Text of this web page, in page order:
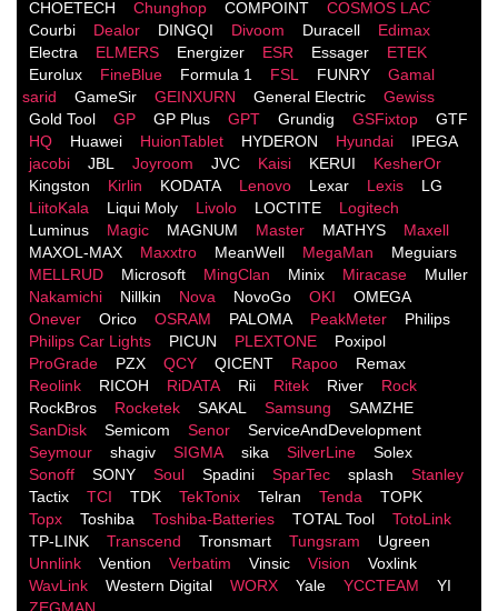
CHOETECH
Chunghop COMPOINT
COSMOS LACֹ
Courbi
Dealor DINGQI Divoom Duracell
Edimax
Electra
ELMERS Energizer ESR Essager
ETEK
Eurolux
FineBlue Formula 1 FSL FUNRY
Gamal
sarid
GameSir GEINXURN General Electric
Gewiss
Gold Tool
GP GP Plus GPT Grundig GSFixtop
GTF
HQ
Huawei HuionTablet HYDERON Hyundai
IPEGA
jacobi
JBL Joyroom JVC Kaisi KERUI
KesherOr
Kingston
Kirlin KODATA Lenovo Lexar Lexis
LG
LiitoKala
Liqui Moly Livolo LOCTITE
Logitech
Luminus
Magic MAGNUM Master MATHYS
Maxell
MAXOL-MAX
Maxxtro MeanWell MegaMan
Meguiars
MELLRUD
Microsoft MingClan Minix Miracase
Muller
Nakamichi
Nillkin Nova NovoGo OKI
OMEGA
Onever
Orico OSRAM PALOMA PeakMeter
Philips
Philips Car Lights
PICUN PLEXTONE
Poxipol
ProGrade
PZX QCY QICENT Rapoo
Remax
Reolink
RICOH RiDATA Rii Ritek River
Rock
RockBros
Rocketek SAKAL Samsung
SAMZHE
SanDisk
Semicom Senor
ServiceAndDevelopment
Seymour
shagiv SIGMA sika SilverLine
Solex
Sonoff
SONY Soul Spadini SparTec splash
Stanley
Tactix
TCI TDK TekTonix Telran Tenda
TOPK
Topx
Toshiba Toshiba-Batteries TOTAL Tool
TotoLink
TP-LINK
Transcend Tronsmart Tungsram
Ugreen
Unnlink
Vention Verbatim Vinsic Vision
Voxlink
WavLink
Western Digital WORX Yale YCCTEAM
YI